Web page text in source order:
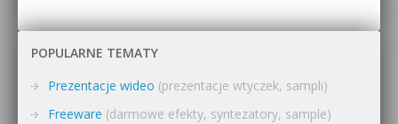
POPULARNE TEMATY
Prezentacje wideo (prezentacje wtyczek, sampli)
Freeware (darmowe efekty, syntezatory, sample)